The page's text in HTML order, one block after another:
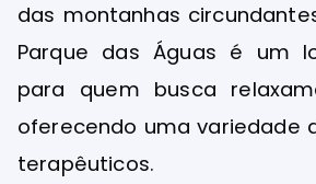
das montanhas
Parque das Águas é um
para quem busca
oferecendo uma variedade
terapêuticos.